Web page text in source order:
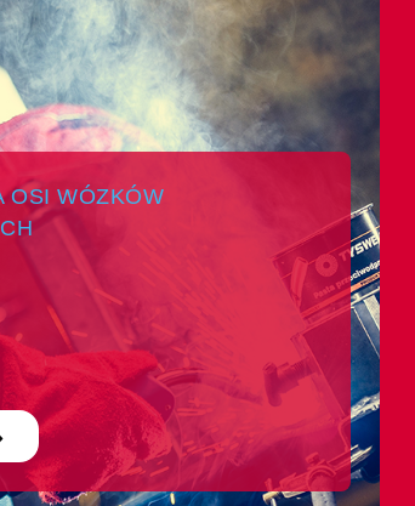
OSI WÓZKÓW